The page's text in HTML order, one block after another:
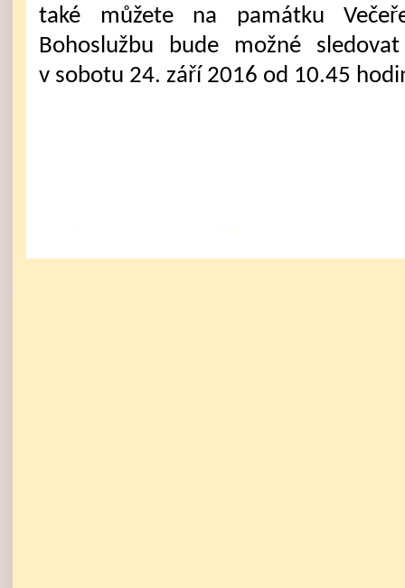
také můžete na památku
Bohoslužbu bude možné
v sobotu 24. září 2016 od 10.45